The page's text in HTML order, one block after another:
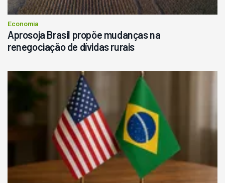
Economia
Aprosoja Brasil propõe mudanças na
renegociação de dívidas rurais